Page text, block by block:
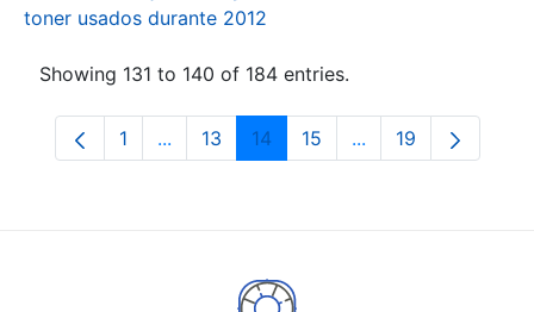
toner usados durante 2012
Showing 131 to 140 of 184 entries.
Page
1 ...Intermediate Pages Use TAB to navigate.
Page
13 Page
14 Page
15 ...Intermediate
Page
19